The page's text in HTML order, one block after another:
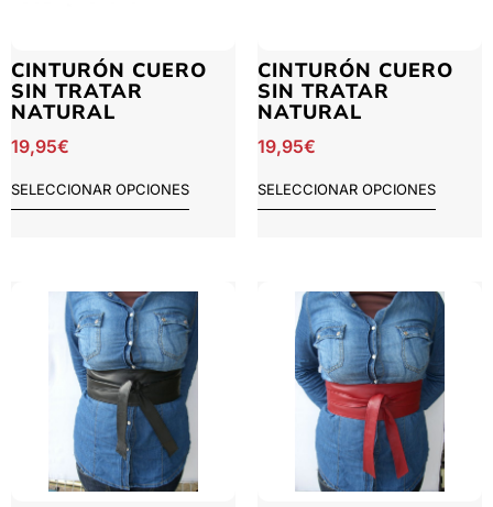
CINTURÓN CUERO
SIN TRATAR
NATURAL
19,95€
SELECCIONAR OPCIONES
CINTURÓN CUERO
SIN TRATAR
NATURAL
19,95€
SELECCIONAR OPCIONES